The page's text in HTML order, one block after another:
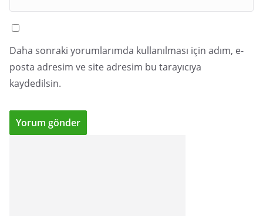
Daha sonraki yorumlarımda kullanılması için adım, e-
posta adresim ve site adresim bu tarayıcıya
kaydedilsin.